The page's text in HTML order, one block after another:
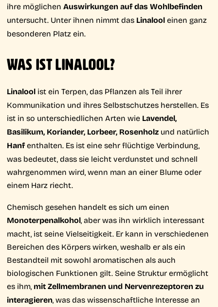
ihre möglichen Auswirkungen auf das Wohlbefinden
untersucht. Unter ihnen nimmt das Linalooleinen ganz
besonderen Platz ein.
WAS IST LINALOOL?
Linalool ist ein Terpen, das Pflanzen als Teil ihrer
Kommunikation und ihres Selbstschutzes herstellen. Es
ist in so unterschiedlichen Arten wie Lavendel,
Basilikum, Koriander, Lorbeer, Rosenholz und natürlich
Hanfenthalten. Es ist eine sehr flüchtige Verbindung,
was bedeutet, dass sie leicht verdunstet und schnell
wahrgenommen wird, wenn man an einer Blume oder
einem Harz riecht.
Chemisch gesehen handelt es sich um einen
Monoterpenalkohol, aber was ihn wirklich interessant
macht, ist seine Vielseitigkeit. Er kann in verschiedenen
Bereichen des Körpers wirken, weshalb er als ein
Bestandteil mit sowohl aromatischen als auch
biologischen Funktionen gilt. Seine Struktur ermöglicht
es ihm, mit Zellmembranen und Nervenrezeptoren zu
interagieren, was das wissenschaftliche Interesse an